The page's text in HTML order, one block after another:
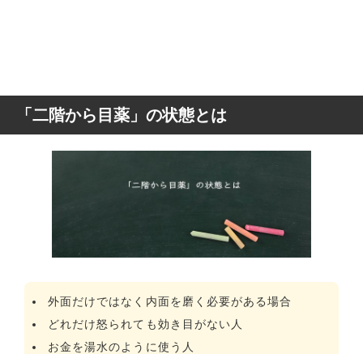
「二階から目薬」の状態とは
外面だけではなく内面を磨く必要がある場合
どれだけ怒られても効き目がない人
お金を湯水のように使う人